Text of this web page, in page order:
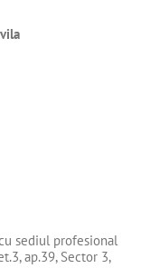
sediul profesional
ap.39, Sector 3,